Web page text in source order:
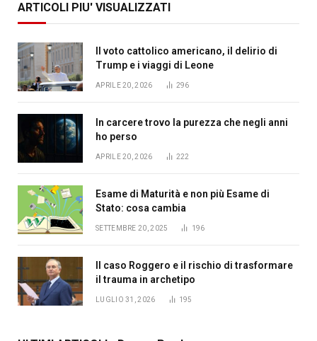
ARTICOLI PIU' VISUALIZZATI
Il voto cattolico americano, il delirio di
Trump e i viaggi di Leone
APRILE 20, 2026 296
In carcere trovo la purezza che negli anni
ho perso
APRILE 20, 2026 222
Esame di Maturità e non più Esame di
Stato: cosa cambia
SETTEMBRE 20, 2025 196
Il caso Roggero e il rischio di trasformare
il trauma in archetipo
LUGLIO 31, 2026 195